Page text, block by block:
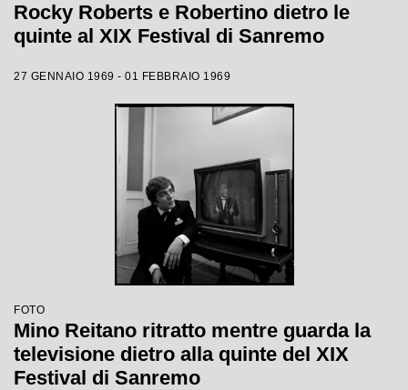
Rocky Roberts e Robertino dietro le
quinte al XIX Festival di Sanremo
27 GENNAIO 1969 - 01 FEBBRAIO 1969
FOTO
Mino Reitano ritratto mentre guarda la
televisione dietro alla quinte del XIX
Festival di Sanremo